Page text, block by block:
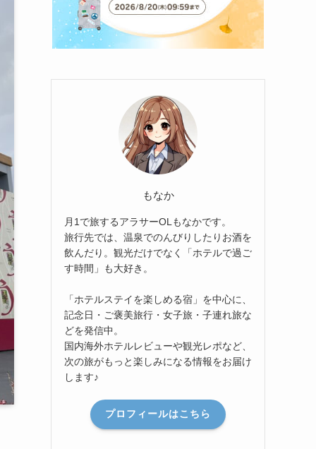
もなか
月1で旅するアラサーOLもなかです。
旅行先では、温泉でのんびりしたりお酒を
飲んだり。観光だけでなく「ホテルで過ご
す時間」も大好き。
「ホテルステイを楽しめる宿」を中心に、
記念日・ご褒美旅行・女子旅・子連れ旅な
どを発信中。
国内海外ホテルレビューや観光レポなど、
次の旅がもっと楽しみになる情報をお届け
します♪
プロフィールはこちら